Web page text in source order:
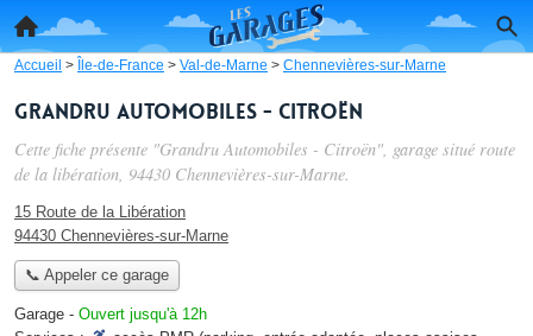
Accueil > Île-de-France > Val-de-Marne > Chennevières-sur-Marne
Grandru Automobiles - Citroën
Cette fiche présente "Grandru Automobiles - Citroën", garage situé route
de la libération, 94430 Chennevières-sur-Marne.
15 Route de la Libération
94430 Chennevières-sur-Marne
📞 Appeler ce garage
Garage - Ouvert jusqu'à 12h